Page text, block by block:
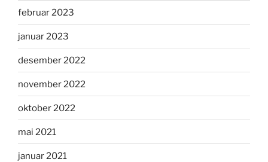
februar 2023
januar 2023
desember 2022
november 2022
oktober 2022
mai 2021
januar 2021